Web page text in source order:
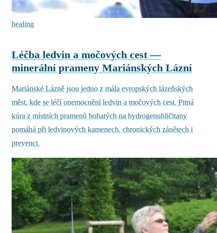
healing
Léčba ledvin a močových cest —
minerální prameny Mariánských Lázní
Mariánské Lázně jsou jedno z mála evropských lázeňských
měst, kde se léčí onemocnění ledvin a močových cest. Pitná
kúra z místních pramenů bohatých na hydrogenuhličitany
pomáhá při ledvinových kamenech, chronických zánětech i
prevenci.